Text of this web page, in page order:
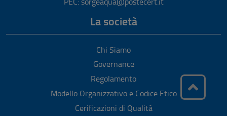
La società
Chi Siamo
Governance
Regolamento
Modello Organizzativo e Codice Etico
Cerificazioni di Qualità